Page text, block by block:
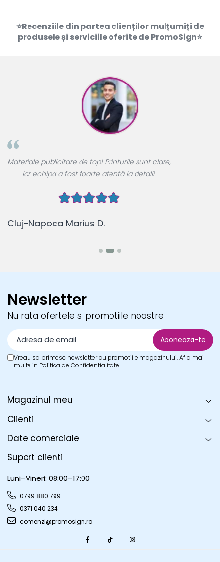
⭐Recenziile din partea clienților mulțumiți de
produsele și serviciile oferite de PromoSign⭐
Cluj-Napoca Marius D.
Materiale publicitare de top! Printurile sunt clare,
iar echipa a fost foarte atentă la detalii.
Newsletter
Nu rata ofertele si promotiile noastre
Vreau sa primesc newsletter cu promotiile magazinului. Afla mai
multe in Politica de Confidentialitate
Magazinul meu
Clienti
Date comerciale
Suport clienti
Luni–Vineri: 08:00–17:00
0799 880 799
0371 040 234
comenzi@promosign.ro